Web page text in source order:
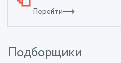
Перейти
Подборщики